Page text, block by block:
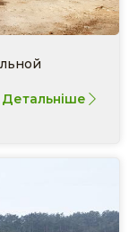
Детальніше